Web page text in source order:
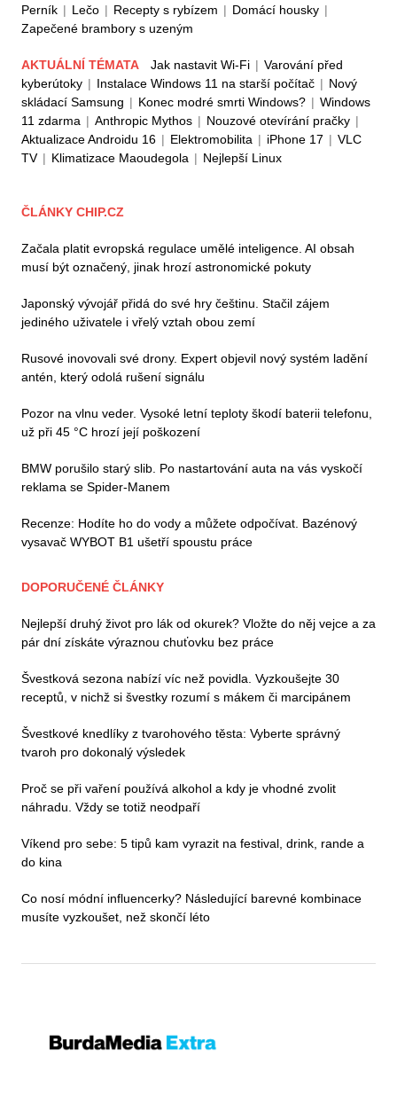
Perník | Lečo | Recepty s rybízem | Domácí housky |
Zapečené brambory s uzeným
AKTUÁLNÍ TÉMATA Jak nastavit Wi-Fi | Varování před
kyberútoky | Instalace Windows 11 na starší počítač | Nový
skládací Samsung | Konec modré smrti Windows? | Windows
11 zdarma | Anthropic Mythos | Nouzové otevírání pračky |
Aktualizace Androidu 16 | Elektromobilita | iPhone 17 | VLC
TV | Klimatizace Maoudegola | Nejlepší Linux
ČLÁNKY CHIP.CZ
Začala platit evropská regulace umělé inteligence. AI obsah
musí být označený, jinak hrozí astronomické pokuty
Japonský vývojář přidá do své hry češtinu. Stačil zájem
jediného uživatele i vřelý vztah obou zemí
Rusové inovovali své drony. Expert objevil nový systém ladění
antén, který odolá rušení signálu
Pozor na vlnu veder. Vysoké letní teploty škodí baterii telefonu,
už při 45 °C hrozí její poškození
BMW porušilo starý slib. Po nastartování auta na vás vyskočí
reklama se Spider-Manem
Recenze: Hodíte ho do vody a můžete odpočívat. Bazénový
vysavač WYBOT B1 ušetří spoustu práce
DOPORUČENÉ ČLÁNKY
Nejlepší druhý život pro lák od okurek? Vložte do něj vejce a za
pár dní získáte výraznou chuťovku bez práce
Švestková sezona nabízí víc než povidla. Vyzkoušejte 30
receptů, v nichž si švestky rozumí s mákem či marcipánem
Švestkové knedlíky z tvarohového těsta: Vyberte správný
tvaroh pro dokonalý výsledek
Proč se při vaření používá alkohol a kdy je vhodné zvolit
náhradu. Vždy se totiž neodpaří
Víkend pro sebe: 5 tipů kam vyrazit na festival, drink, rande a
do kina
Co nosí módní influencerky? Následující barevné kombinace
musíte vyzkoušet, než skončí léto